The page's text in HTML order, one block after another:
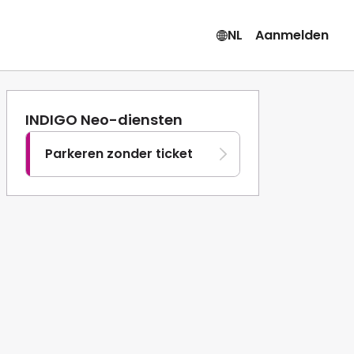
NL Aanmelden
INDIGO Neo-diensten
Parkeren zonder ticket